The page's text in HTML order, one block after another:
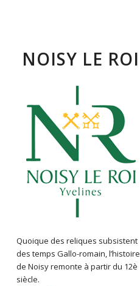
NOISY LE ROI
Quoique des reliques subsistent
des temps Gallo-romain, l’histoire
de Noisy remonte à partir du 12è
siècle.